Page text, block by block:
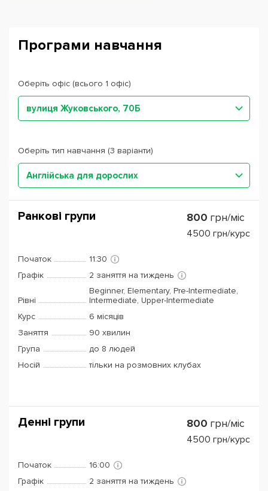
Програми навчання
Оберіть офіс (всього 1 офіс)
вулиця Жуковського, 70Б
Оберіть тип навчання (3 варіанти)
Англійська для дорослих
Ранкові групи 800 грн/міс
4500 грн/курс
Початок
11:30
Графік
2 заняття на тиждень
Рівні
Beginner, Elementary, Pre-Intermediate,
Intermediate, Upper-Intermediate
Курс
6 місяців
Заняття
90 хвилин
Група
до 8 людей
Носій
тільки на розмовних клубах
Денні групи 800 грн/міс
4500 грн/курс
Початок
16:00
Графік
2 заняття на тиждень